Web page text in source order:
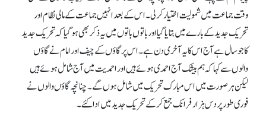
وقت جماعت میں شمولیت اختیار کر لی۔ اس کے بعد انہیں جماعت کے مالی نظام اور
تحریک جدید کے بارے میں بتایا گیا اور باتوں باتوں میں یہ ذکر بھی ہو گیا کہ تحریک جدید
کا جو سال ہے آج اس کا یہ آخری دن ہے۔ اس پر گاؤں کے چیف اور امام نے گاؤں
والوں سے کہا کہ ہم بیشک آج احمدی ہوئے ہیں اور احمدیت میں آج شامل ہوئے ہیں
لیکن ہر صورت میں اس مبارک تحریک میں شامل ہوں گے۔ چنانچہ گاؤں والوں نے
فوری طور پر دس ہزار فرانک جمع کر کے تحریک جدید میں ادا کئے۔